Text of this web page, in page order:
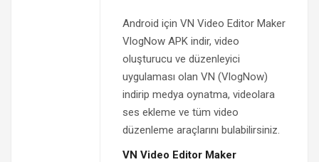
Android için VN Video Editor Maker
VlogNow APK indir, video
oluşturucu ve düzenleyici
uygulaması olan VN (VlogNow)
indirip medya oynatma, videolara
ses ekleme ve tüm video
düzenleme araçlarını bulabilirsiniz.
VN Video Editor Maker